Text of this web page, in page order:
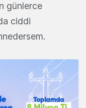
günlerce
ciddi